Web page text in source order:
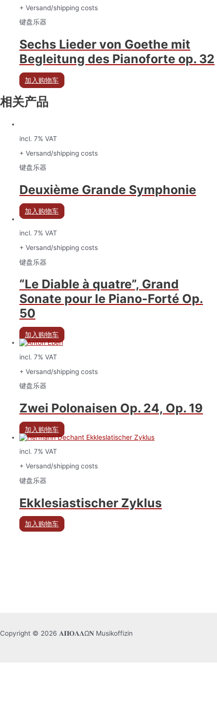
+ Versand/shipping costs
键盘乐器
Sechs Lieder von Goethe mit
Begleitung des Pianoforte op. 32
加入购物车
相关产品
incl. 7% VAT
+ Versand/shipping costs
键盘乐器
Deuxième Grande Symphonie
加入购物车
incl. 7% VAT
+ Versand/shipping costs
键盘乐器
“Le Diable à quatre”, Grand
Sonate pour le Piano-Forté Op.
50
加入购物车
incl. 7% VAT
+ Versand/shipping costs
键盘乐器
Zwei Polonaisen Op. 24, Op. 19
加入购物车
incl. 7% VAT
+ Versand/shipping costs
键盘乐器
Ekklesiastischer Zyklus
加入购物车
Copyright © 2026 𝚨𝚷𝚶𝚲𝚲Ω𝚴 Musikoffizin